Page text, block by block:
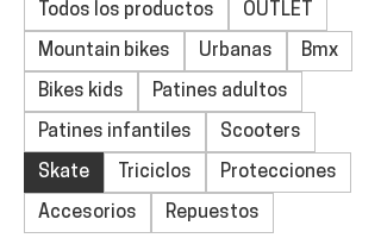
Todos los productos OUTLET
Mountain bikes Urbanas Bmx
Bikes kids Patines adultos
Patines infantiles Scooters
Skate Triciclos Protecciones
Accesorios Repuestos